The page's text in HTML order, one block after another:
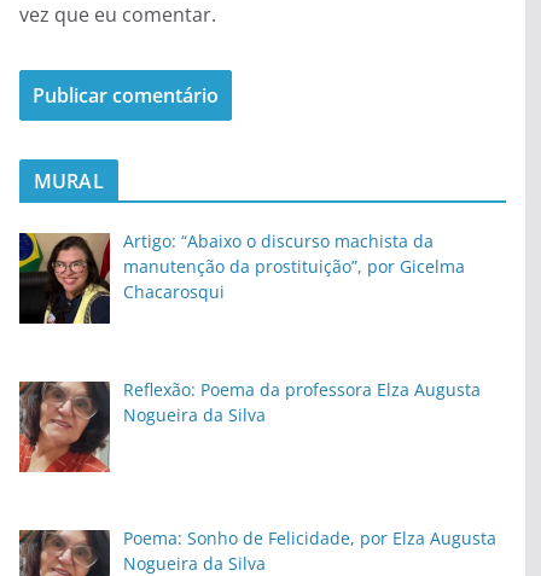
vez que eu comentar.
MURAL
Artigo: “Abaixo o discurso machista da
manutenção da prostituição”, por Gicelma
Chacarosqui
Reflexão: Poema da professora Elza Augusta
Nogueira da Silva
Poema: Sonho de Felicidade, por Elza Augusta
Nogueira da Silva